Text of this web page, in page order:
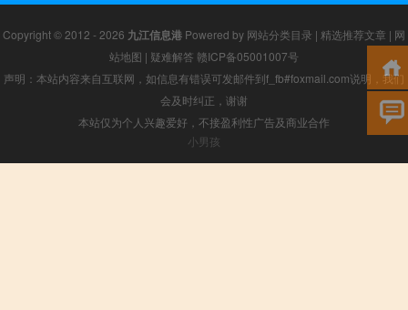
Copyright © 2012 - 2026 九江信息港 Powered by 网站分类目录 | 精选推荐文章 | 网
站地图 | 疑难解答 赣ICP备05001007号
声明：本站内容来自互联网，如信息有错误可发邮件到f_fb#foxmail.com说明，我们
会及时纠正，谢谢
本站仅为个人兴趣爱好，不接盈利性广告及商业合作
小男孩